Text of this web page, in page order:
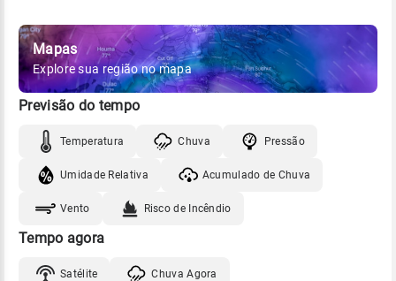
Mapas
Explore sua região no mapa
Previsão do tempo
Temperatura Chuva Pressão
Umidade Relativa Acumulado de Chuva
Vento Risco de Incêndio
Tempo agora
Satélite Chuva Agora